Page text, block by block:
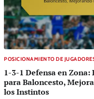
POSICIONAMIENTO DE
1-3-1 Defensa en
para Baloncesto,
los Instintos